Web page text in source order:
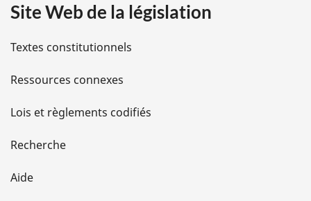
i
l
s
d
e
l
Site Web de la législation
Textes constitutionnels
Ressources connexes
Lois et règlements codifiés
Recherche
Aide